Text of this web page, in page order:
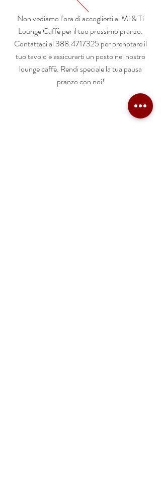
Non vediamo l’ora di accoglierti al Mi & Ti
Lounge Caffè per il tuo prossimo pranzo.
Contattaci al 388.4717325 per prenotare il
tuo tavolo e assicurarti un posto nel nostro
lounge caffè. Rendi speciale la tua pausa
pranzo con noi!